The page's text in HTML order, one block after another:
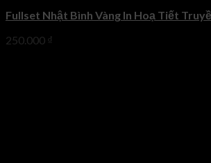
Fullset Nhật Bình Vàng In Hoạ Tiết
250.000 ₫